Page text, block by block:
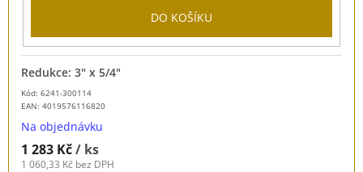
DO KOŠÍKU
Kód: 6241-300114
EAN: 4019576116820
Redukce: 3" x 5/4"
Na objednávku
1 283 Kč/ ks
1 060,33 Kč bez DPH